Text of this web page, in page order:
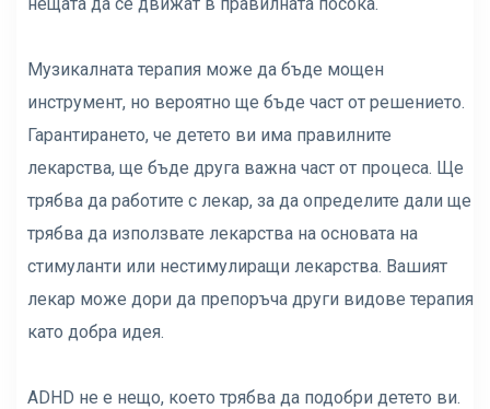
Музикалната терапия може да бъде мощен
инструмент, но вероятно ще бъде част от решението.
Гарантирането, че детето ви има правилните
лекарства, ще бъде друга важна част от процеса. Ще
трябва да работите с лекар, за да определите дали ще
трябва да използвате лекарства на основата на
стимуланти или нестимулиращи лекарства. Вашият
лекар може дори да препоръча други видове терапия
като добра идея.
ADHD не е нещо, което трябва да подобри детето ви.